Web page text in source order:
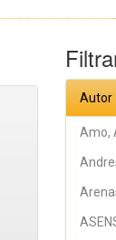
Autor
Amo,